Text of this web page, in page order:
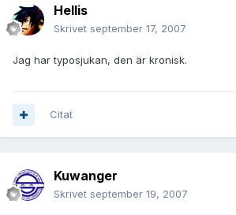
Hellis
Skrivet september 17, 2007
Jag har typosjukan, den är kronisk.
Citat
Kuwanger
Skrivet september 19, 2007